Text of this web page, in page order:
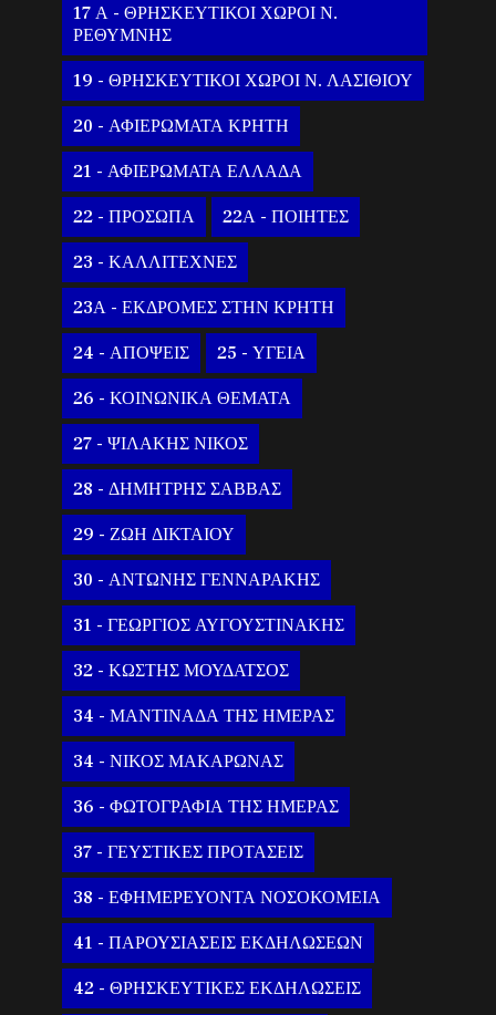
17 Α - ΘΡΗΣΚΕΥΤΙΚΟΙ ΧΩΡΟΙ Ν.
ΡΕΘΥΜΝΗΣ
19 - ΘΡΗΣΚΕΥΤΙΚΟΙ ΧΩΡΟΙ Ν. ΛΑΣΙΘΙΟΥ
20 - ΑΦΙΕΡΩΜΑΤΑ ΚΡΗΤΗ
21 - ΑΦΙΕΡΩΜΑΤΑ ΕΛΛΑΔΑ
22 - ΠΡΟΣΩΠΑ 22Α - ΠΟΙΗΤΕΣ
23 - ΚΑΛΛΙΤΕΧΝΕΣ
23Α - ΕΚΔΡΟΜΕΣ ΣΤΗΝ ΚΡΗΤΗ
24 - ΑΠΟΨΕΙΣ 25 - ΥΓΕΙΑ
26 - ΚΟΙΝΩΝΙΚΑ ΘΕΜΑΤΑ
27 - ΨΙΛΑΚΗΣ ΝΙΚΟΣ
28 - ΔΗΜΗΤΡΗΣ ΣΑΒΒΑΣ
29 - ΖΩΗ ΔΙΚΤΑΙΟΥ
30 - ΑΝΤΩΝΗΣ ΓΕΝΝΑΡΑΚΗΣ
31 - ΓΕΩΡΓΙΟΣ ΑΥΓΟΥΣΤΙΝΑΚΗΣ
32 - ΚΩΣΤΗΣ ΜΟΥΔΑΤΣΟΣ
34 - ΜΑΝΤΙΝΑΔΑ ΤΗΣ ΗΜΕΡΑΣ
34 - ΝΙΚΟΣ ΜΑΚΑΡΩΝΑΣ
36 - ΦΩΤΟΓΡΑΦΙΑ ΤΗΣ ΗΜΕΡΑΣ
37 - ΓΕΥΣΤΙΚΕΣ ΠΡΟΤΑΣΕΙΣ
38 - ΕΦΗΜΕΡΕΥΟΝΤΑ ΝΟΣΟΚΟΜΕΙΑ
41 - ΠΑΡΟΥΣΙΑΣΕΙΣ ΕΚΔΗΛΩΣΕΩΝ
42 - ΘΡΗΣΚΕΥΤΙΚΕΣ ΕΚΔΗΛΩΣΕΙΣ